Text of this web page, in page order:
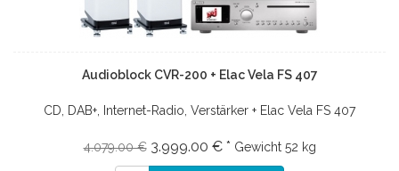
Audioblock CVR-200 + Elac Vela FS 407
CD, DAB+, Internet-Radio, Verstärker + Elac Vela FS 407
4.079.00 € 3.999.00 € * Gewicht 52 kg